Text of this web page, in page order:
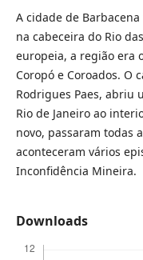
A cidade de
na cabeceira do Rio
europeia, a região era
Coropó e Coroados. O
Rodrigues Paes, abriu
Rio de Janeiro ao
novo, passaram todas
aconteceram vários
Inconfidência Mineira.
Downloads